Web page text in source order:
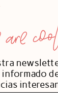
informado